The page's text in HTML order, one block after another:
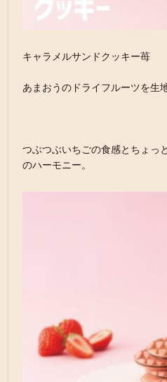
キャラメルサンドクッキー苺
あまおうのドライフルーツを生
つぶつぶいちごの食感とちょっ
のハーモニー。